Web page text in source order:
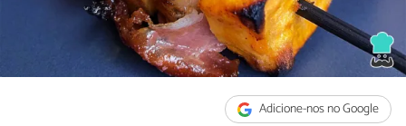
Adicione-nos no Google